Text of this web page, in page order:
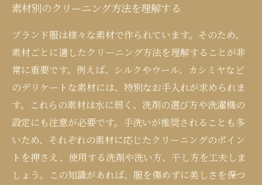
素材別のクリーニング方法を理解する
ブランド服は様々な素材で作られています。そのため、
素材ごとに適したクリーニング方法を理解することが非
常に重要です。例えば、シルクやウール、カシミヤなど
のデリケートな素材には、特別なお手入れが求められま
す。これらの素材は水に弱く、洗剤の選び方や洗濯機の
設定にも注意が必要です。手洗いが推奨されることも多
いため、それぞれの素材に応じたクリーニングのポイン
トを押さえ、使用する洗剤や洗い方、干し方を工夫しま
しょう。この知識があれば、服を傷めずに美しさを保つ